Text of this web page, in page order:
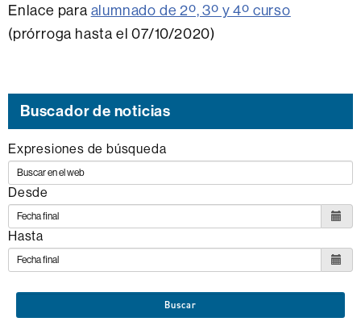
Enlace para alumnado de 2º, 3º y 4º curso
(prórroga hasta el 07/10/2020)
Buscador de noticias
Expresiones de búsqueda
Desde
Hasta
Buscar